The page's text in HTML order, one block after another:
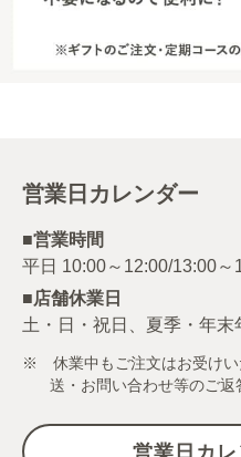
営業日カレンダー
■営業時間
■店舗休業日
土・日・祝日、夏季・年末
※ 休業中もご注文はお受けい
送・お問い合わせ等のご返
営業日カ